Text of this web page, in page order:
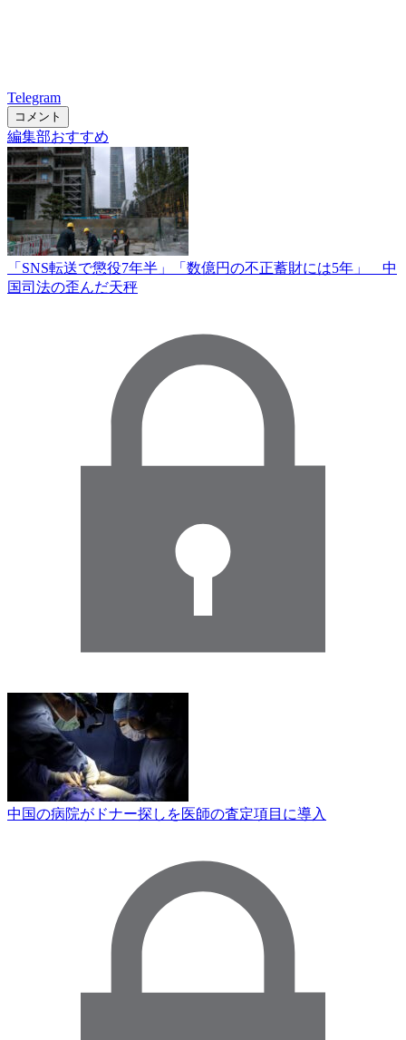
Telegram
コメント
編集部おすすめ
「SNS転送で懲役7年半」「数億円の不正蓄財には5年」 中
国司法の歪んだ天秤
中国の病院がドナー探しを医師の査定項目に導入